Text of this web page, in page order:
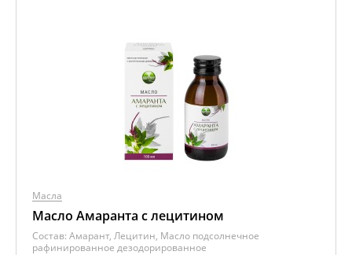
Масла
Масло Амаранта с лецитином
Состав: Амарант, Лецитин, Масло подсолнечное
рафинированное дезодорированное